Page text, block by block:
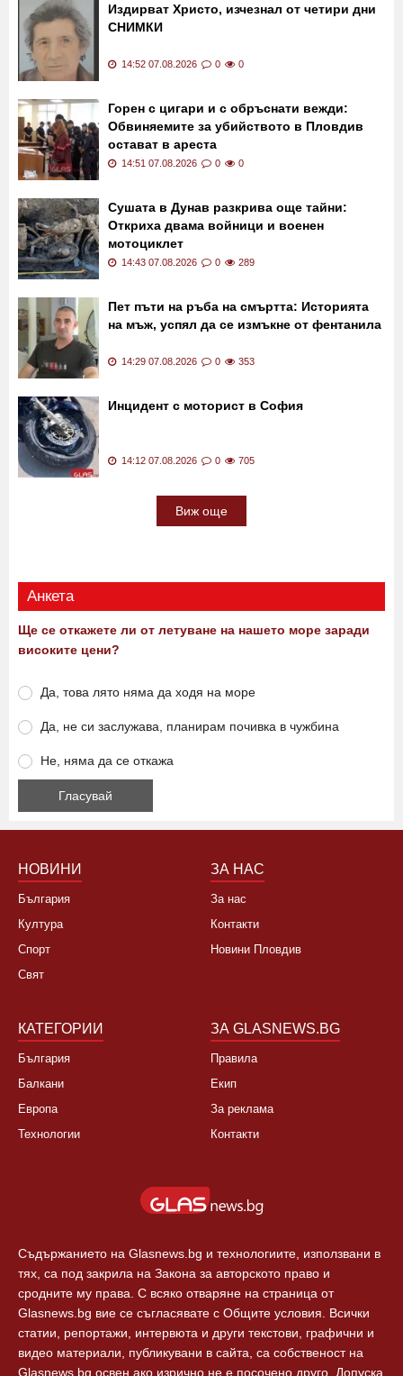
Издирват Христо, изчезнал от четири дни
СНИМКИ
14:52 07.08.2026 0 0
Горен с цигари и с обръснати вежди:
Обвиняемите за убийството в Пловдив
остават в ареста
14:51 07.08.2026 0 0
Сушата в Дунав разкрива още тайни:
Откриха двама войници и военен
мотоциклет
14:43 07.08.2026 0 289
Пет пъти на ръба на смъртта: Историята
на мъж, успял да се измъкне от фентанила
14:29 07.08.2026 0 353
Инцидент с моторист в София
14:12 07.08.2026 0 705
Виж още
Анкета
Ще се откажете ли от летуване на нашето море заради
високите цени?
Да, това лято няма да ходя на море
Да, не си заслужава, планирам почивка в чужбина
Не, няма да се откажа
НОВИНИ
България
Култура
Спорт
Свят
ЗА НАС
За нас
Контакти
Новини Пловдив
КАТЕГОРИИ
България
Балкани
Европа
Технологии
ЗА GLASNEWS.BG
Правила
Екип
За реклама
Контакти
Съдържанието на Glasnews.bg и технологиите, използвани в
тях, са под закрила на Закона за авторското право и
сродните му права. С всяко отваряне на страница от
Glasnews.bg вие се съгласявате с Общите условия. Всички
статии, репортажи, интервюта и други текстови, графични и
видео материали, публикувани в сайта, са собственост на
Glasnews.bg освен ако изрично не е посочено друго. Допуска